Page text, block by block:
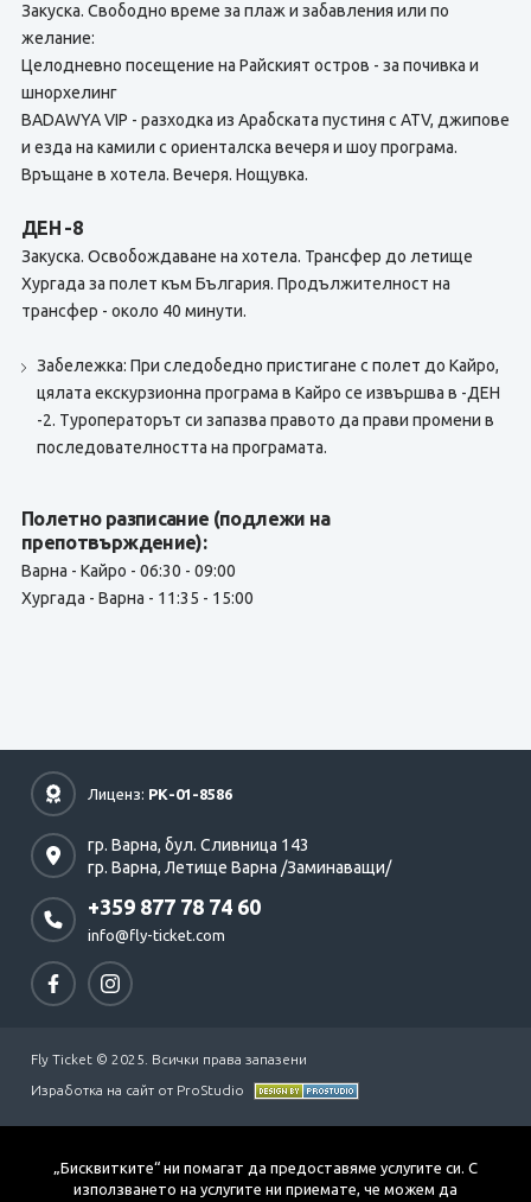
Закуска. Свободно време за плаж и забавления или по
желание:
Целодневно посещение на Райският остров - за почивка и
шнорхелинг
BADAWYA VIP - разходка из Арабската пустиня с ATV, джипове
и езда на камили с ориенталска вечеря и шоу програма.
Връщане в хотела. Вечеря. Нощувка.
ДЕН -8
Закуска. Освобождаване на хотела. Трансфер до летище
Хургада за полет към България. Продължителност на
трансфер - около 40 минути.
Забележка: При следобедно пристигане с полет до Кайро,
цялата екскурзионна програма в Кайро се извършва в -ДЕН
-2. Туроператорът си запазва правото да прави промени в
последователността на програмата.
Полетно разписание (подлежи на
препотвърждение):
Варна - Кайро - 06:30 - 09:00
Хургада - Варна - 11:35 - 15:00
Лиценз: РК-01-8586
гр. Варна, бул. Сливница 143
гр. Варна, Летище Варна /Заминаващи/
+359 877 78 74 60
info@fly-ticket.com
Fly Ticket © 2025. Всички права запазени
Изработка на сайт от ProStudio
„Бисквитките“ ни помагат да предоставяме услугите си. С
използването на услугите ни приемате, че можем да